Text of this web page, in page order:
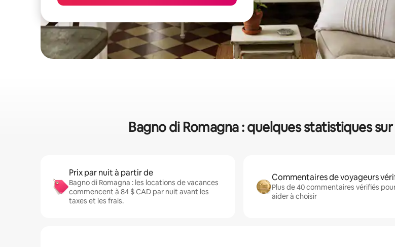
Bagno di Romagna : quelques statistiques
Prix par nuit à partir de
Bagno di Romagna : les locations de vacances
commencent à 84 $ CAD par nuit avant les
taxes et les frais.
Commentaires de voyageurs
Plus de 40 commentaires vérifiés
aider à choisir